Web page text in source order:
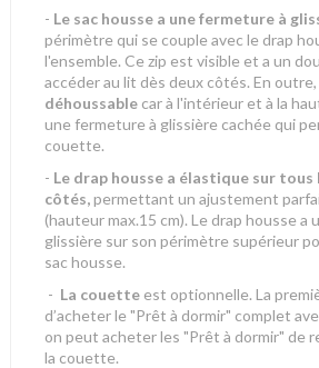
- Le sac housse a une fermeture à
périmètre qui se couple avec le drap
l'ensemble. Ce zip est visible et a un
accéder au lit dès deux côtés. En outre,
déhoussable car à l'intérieur et à la
une fermeture à glissière cachée qui
couette.
- Le drap housse a élastique sur tous
côtés,permettant un ajustement
(hauteur max.15 cm). Le drap housse a
glissière sur son périmètre supérieur
sac housse.
- La couette est optionnelle. La
d’acheter le "Prêt à dormir" complet
on peut acheter les "Prêt à dormir" de
la couette.